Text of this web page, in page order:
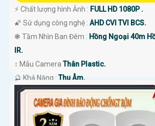
️⚡ Chất lượng hình Ảnh : FULL HD 1080P .
🌠 Sử dụng công nghệ : AHD CVI TVI BCS.
❃ Tầm Nhìn Ban Đêm : Hồng Ngoại 40m
IR.
↕️ Mẫu CameraThân Plastic.
️🔮 Khả Năng :Thu Âm.